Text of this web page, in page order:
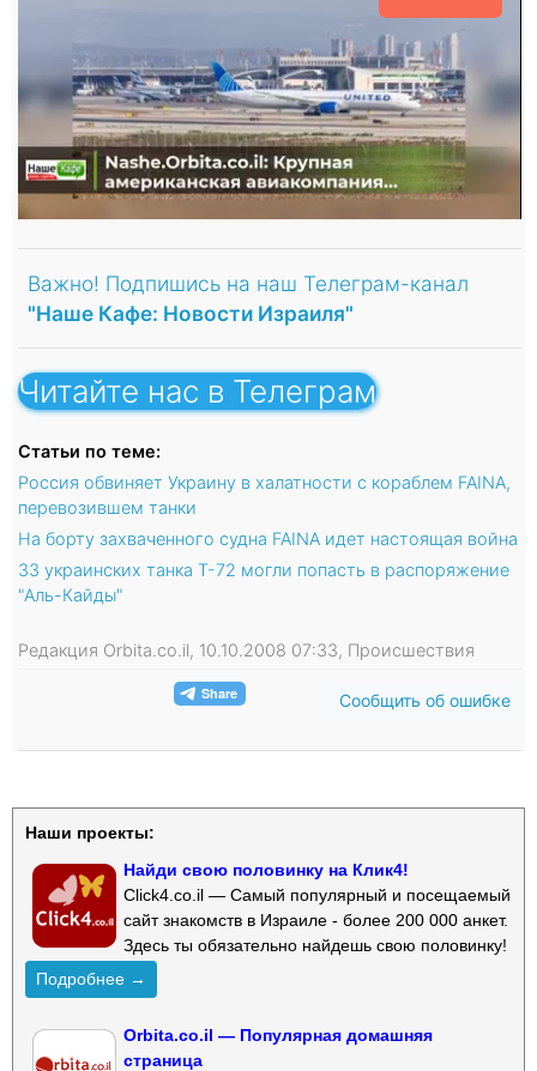
Важно! Подпишись на наш Телеграм-канал
"Наше Кафе: Новости Израиля"
Читайте нас в Телеграм
Статьи по теме:
Россия обвиняет Украину в халатности с кораблем FAINA,
перевозившем танки
На борту захваченного судна FAINA идет настоящая война
33 украинских танка Т-72 могли попасть в распоряжение
"Аль-Кайды"
Редакция Orbita.co.il, 10.10.2008 07:33, Происшествия
Сообщить об ошибке
Наши проекты:
Найди свою половинку на Клик4!
Click4.co.il — Самый популярный и посещаемый
сайт знакомств в Израиле - более 200 000 анкет.
Здесь ты обязательно найдешь свою половинку!
Подробнее →
Orbita.co.il — Популярная домашняя
страница